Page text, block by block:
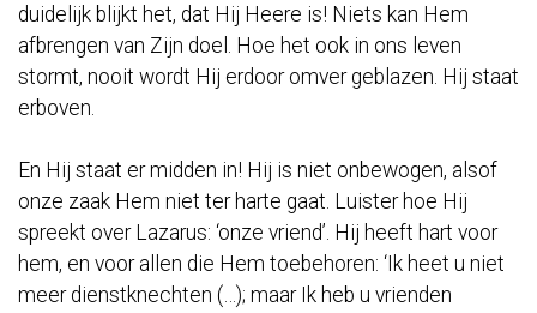
duidelijk blijkt het, dat Hij Heere is! Niets kan Hem
afbrengen van Zijn doel. Hoe het ook in ons leven
stormt, nooit wordt Hij erdoor omver geblazen. Hij staat
erboven.
En Hij staat er midden in! Hij is niet onbewogen, alsof
onze zaak Hem niet ter harte gaat. Luister hoe Hij
spreekt over Lazarus: ‘onze vriend’. Hij heeft hart voor
hem, en voor allen die Hem toebehoren: ‘Ik heet u niet
meer dienstknechten (…); maar Ik heb u vrienden